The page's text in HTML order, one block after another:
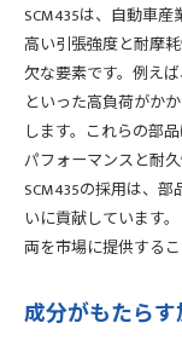
SCM435は、自動車
高い引張強度と耐摩
欠な要素です。例え
といった高負荷がか
します。これらの部
パフォーマンスと耐
SCM435の採用は、
いに貢献しています
両を市場に提供する
成分がもたら